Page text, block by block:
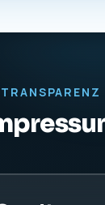
TRANSPARENZ